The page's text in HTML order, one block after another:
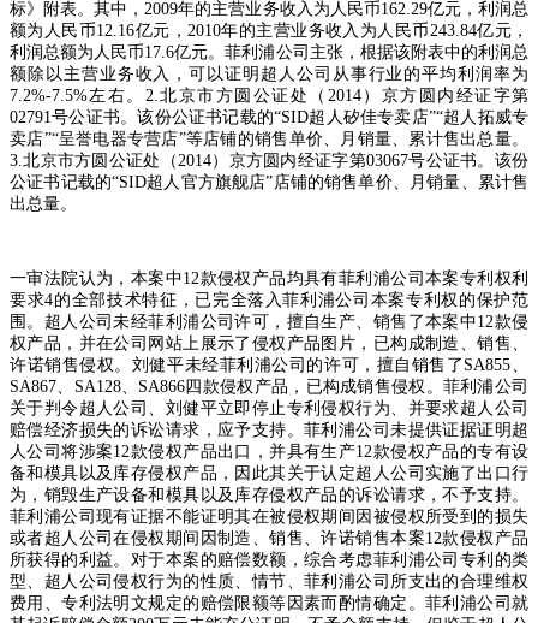
标》附表。其中， 2009年的主营业务收入为人民币162.29亿元，利润总
额为人民币12.16亿元， 2010年的主营业务收入为人民币 243.84亿元，
利润总额为人民币17.6亿元。菲利浦公司主张，根据该附表中的利润总
额除以主营业务收入，可以证明超人公司从事行业的平均利润率为
7.2%-7.5%左右。 2. 北京市方圆公证处（ 2014）京方圆内经证字第
02791 号公证书。该份公证书记载的“SID超人矽佳专卖店”“超人拓威专
卖店”“呈誉电器专营店”等店铺的销售单价、月销量、累计售出总量。
3. 北京市方圆公证处（ 2014）京方圆内经证字第03067号公证书。该份
公证书记载的“SID超人官方旗舰店” 店铺的销售单价、月销量、累计售
出总量。
一审法院认为，本案中12款侵权产品均具有菲利浦公司本案专利权利
要求4的全部技术特征，已完全落入菲利浦公司本案专利权的保护范
围。超人公司未经菲利浦公司许可，擅自生产、销售了本案中12款侵
权产品，并在公司网站上展示了侵权产品图片，已构成制造、销售、
许诺销售侵权。刘健平未经菲利浦公司的许可，擅自销售了 SA855
SA867
SA128、 SA866四款侵权产品，已构成销售侵权。菲利浦公司
关于判令超人公司、刘健平立即停止专利侵权行为、并要求超人公司
赔偿经济损失的诉讼请求，应予支持。菲利浦公司未提供证据证明超
人公司将涉案12款侵权产品出口，并具有生产12款侵权产品的专有设
备和模具以及库存侵权产品，因此其关于认定超人公司实施了出口行
为，销毁生产设备和模具以及库存侵权产品的诉讼请求，不予支持。
菲利浦公司现有证据不能证明其在被侵权期间因被侵权所受到的损失
或者超人公司在侵权期间因制造、销售、许诺销售本案12款侵权产品
所获得的利益。对于本案的赔偿数额，综合考虑菲利浦公司专利的类
型、超人公司侵权行为的性质、情节、菲利浦公司所支出的合理维权
费用、专利法明文规定的赔偿限额等因素而酌情确定。菲利浦公司就